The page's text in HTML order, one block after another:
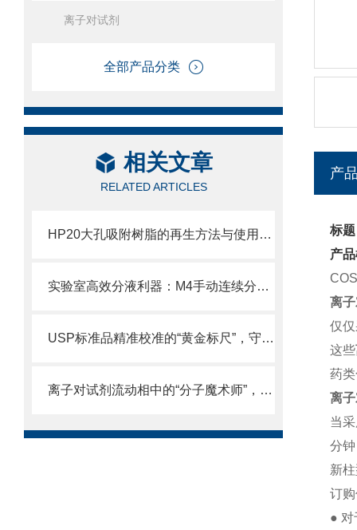
离子对试剂
全部产品分类
相关文章
RELATED ARTICLES
HP20大孔吸附树脂的再生方法与使用寿命
实验室高效分液利器：M4手动连续分液器操作全解析
USP标准品精准校准的“黄金标尺”，守护分析检测的质量生命线
离子对试剂流动相中的“分子魔术师”，解锁复杂样品分离新维度
产
标
产
离
仅
这些
药
离
当
分
新
订
●